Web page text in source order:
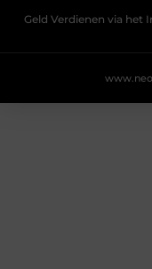
Geld Verdienen via het